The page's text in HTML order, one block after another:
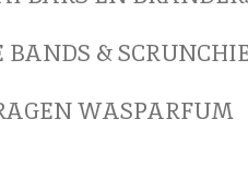
BANDS &
WASPARFUM